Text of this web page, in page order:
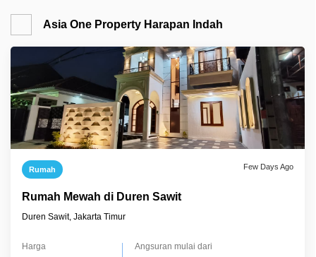
Asia One Property Harapan Indah
Rumah Few Days Ago
Rumah Mewah di Duren Sawit
Duren Sawit, Jakarta Timur
Harga
Angsuran mulai dari